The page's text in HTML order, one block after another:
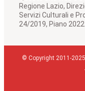
Regione Lazio,
Servizi Culturali e
24/2019, Piano 2022.
© Copyright 2011-